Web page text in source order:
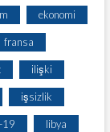
ekonomi
fransa
ilişki
işsizlik
19 libya